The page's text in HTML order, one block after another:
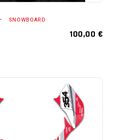
SNOWBOARD
100,00 €